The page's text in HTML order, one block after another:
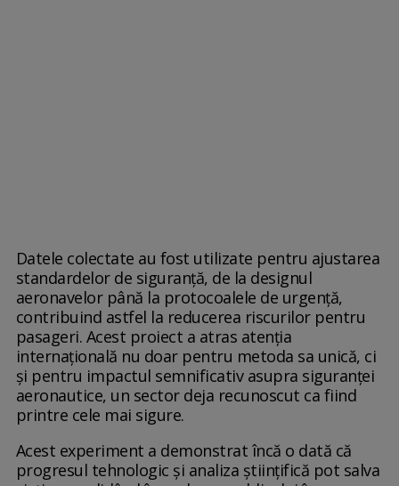
Datele colectate au fost utilizate pentru ajustarea
standardelor de siguranță, de la designul
aeronavelor până la protocoalele de urgență,
contribuind astfel la reducerea riscurilor pentru
pasageri. Acest proiect a atras atenția
internațională nu doar pentru metoda sa unică, ci
și pentru impactul semnificativ asupra siguranței
aeronautice, un sector deja recunoscut ca fiind
printre cele mai sigure.
Acest experiment a demonstrat încă o dată că
progresul tehnologic și analiza științifică pot salva